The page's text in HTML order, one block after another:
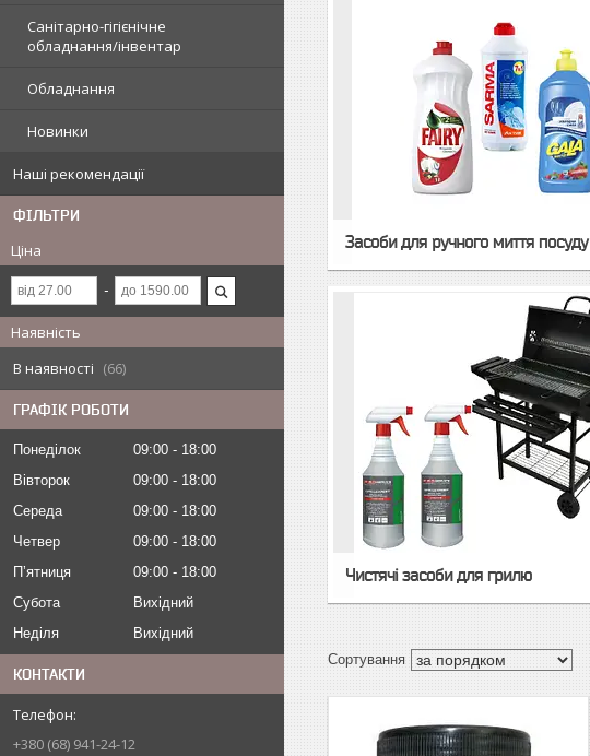
Санітарно-гігієнічне
обладнання/інвентар
Обладнання
Новинки
Наші рекомендації
ФІЛЬТРИ
Ціна
Наявність
В наявності
66
ГРАФІК РОБОТИ
Понеділок 09:00
18:00
Вівторок
09:00
18:00
Середа
09:00
18:00
Четвер
09:00
18:00
Пʼятниця
09:00
18:00
Субота
Вихідний
Неділя
Вихідний
КОНТАКТИ
+380 (68) 941-24-12
Засоби для ручного миття посуду
Чистячі засоби для грилю